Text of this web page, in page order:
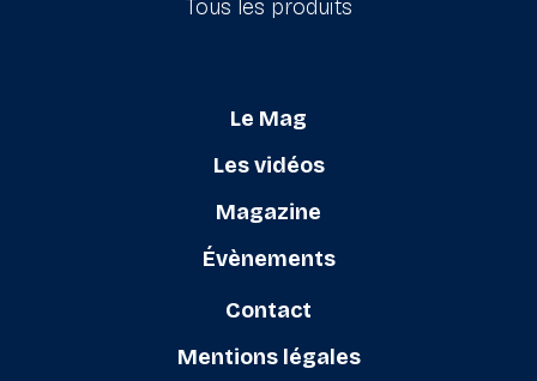
Tous les produits
Le Mag
Les vidéos
Magazine
Évènements
Contact
Mentions légales